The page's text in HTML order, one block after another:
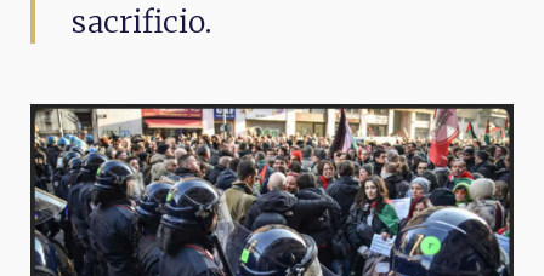
sacrificio.